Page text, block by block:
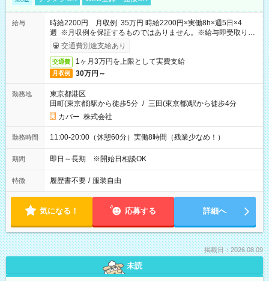
給与
時給2200円 月収例 35万円 時給2200円×実働8h×週5日×4
週 ※月収例を保証するものではありません。※給与即受取りサ
ービス利用可（利用条件有）
交通費別途支給あり
交通費 1ヶ月3万円を上限として実費支給
月収例 30万円～
勤務地
東京都港区
田町(東京都)駅から徒歩5分 / 三田(東京都)駅から徒歩4分
カバー 株式会社
勤務時間 11:00-20:00（休憩60分）実働8時間（残業少なめ！）
期間 即日～長期 ※開始日相談OK
特徴 履歴書不要 / 服装自由
気になる！ 応募する 詳細へ
掲載日：2026.08.09
未読